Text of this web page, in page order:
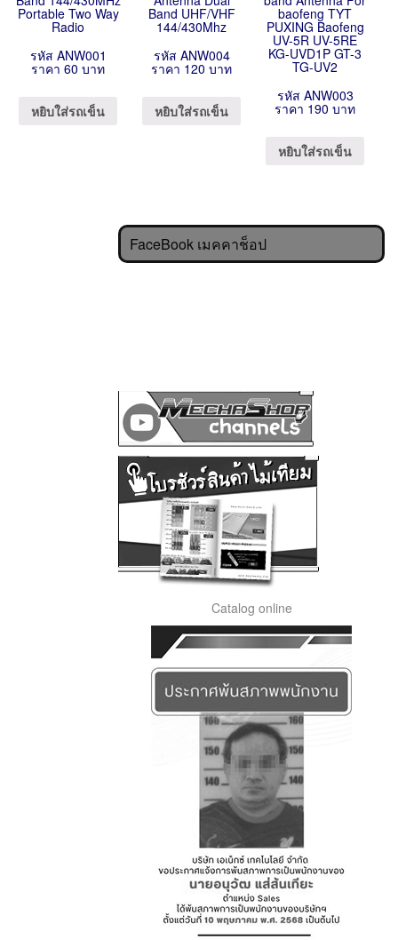
Portable Two Way
Radio
รหัส ANW001
ราคา 60 บาท
หยิบใส่รถเข็น
Band UHF/VHF
144/430Mhz
รหัส ANW004
ราคา 120 บาท
หยิบใส่รถเข็น
baofeng TYT
PUXING Baofeng
UV-5R UV-5RE
KG-UVD1P GT-3
TG-UV2
รหัส ANW003
ราคา 190 บาท
หยิบใส่รถเข็น
FaceBook เมคคาช็อป
Catalog online